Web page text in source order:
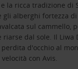
la ricca tradizione di
alberghi fortezza
sul cammello,
dal sole. Il Liwa
d'occhio al
con Avis.